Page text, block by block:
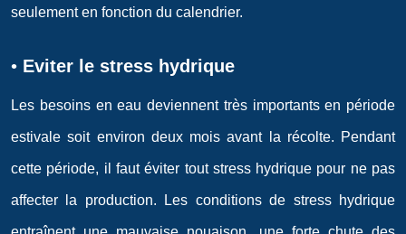
seulement en fonction du calendrier.
• Eviter le stress hydrique
Les besoins en eau deviennent très importants en période
estivale soit environ deux mois avant la récolte. Pendant
cette période, il faut éviter tout stress hydrique pour ne pas
affecter la production. Les conditions de stress hydrique